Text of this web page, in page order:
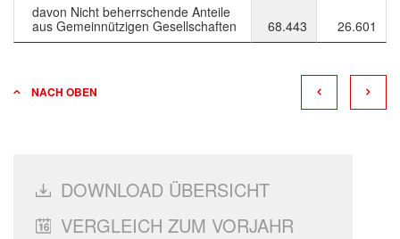
davon Nicht beherrschende Anteile
aus Gemeinnützigen Gesellschaften
68.443 26.601
NACH OBEN
DOWNLOAD ÜBERSICHT
VERGLEICH ZUM VORJAHR